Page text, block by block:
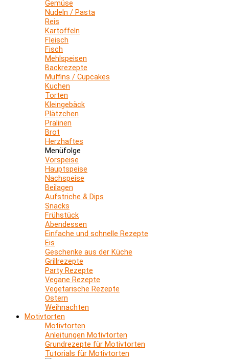
Gemüse
Nudeln / Pasta
Reis
Kartoffeln
Fleisch
Fisch
Mehlspeisen
Backrezepte
Muffins / Cupcakes
Kuchen
Torten
Kleingebäck
Plätzchen
Pralinen
Brot
Herzhaftes
Menüfolge
Vorspeise
Hauptspeise
Nachspeise
Beilagen
Aufstriche & Dips
Snacks
Frühstück
Abendessen
Einfache und schnelle Rezepte
Eis
Geschenke aus der Küche
Grillrezepte
Party Rezepte
Vegane Rezepte
Vegetarische Rezepte
Ostern
Weihnachten
Motivtorten
Motivtorten
Anleitungen Motivtorten
Grundrezepte für Motivtorten
Tutorials für Motivtorten